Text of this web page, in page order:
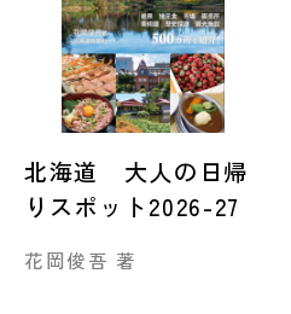
北海道 大人の日帰
りスポット2026-27
花岡俊吾 著